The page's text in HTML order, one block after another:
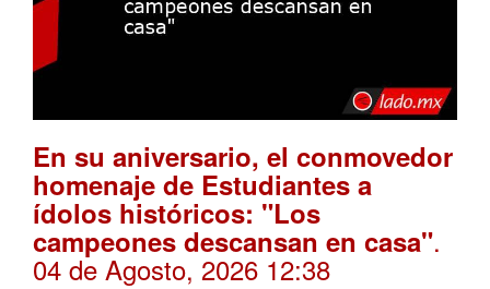
En su aniversario, el conmovedor
homenaje de Estudiantes a
ídolos históricos: "Los
campeones descansan en casa".
04 de Agosto, 2026 12:38